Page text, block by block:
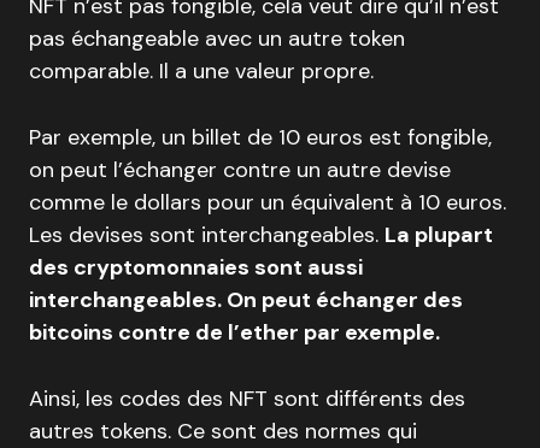
NFT n’est pas fongible, cela veut dire qu’il n’est
pas échangeable avec un autre token
comparable. Il a une valeur propre.
Par exemple, un billet de 10 euros est fongible,
on peut l’échanger contre un autre devise
comme le dollars pour un équivalent à 10 euros.
Les devises sont interchangeables. La plupart
des cryptomonnaies sont aussi
interchangeables. On peut échanger des
bitcoins contre de l’ether par exemple.
Ainsi, les codes des NFT sont différents des
autres tokens. Ce sont des normes qui